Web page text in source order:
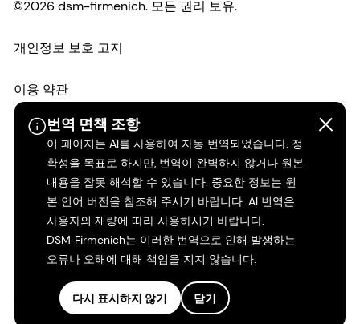
번역 면책 조항
이 페이지는 AI를 사용하여 자동 번역되었습니다. 정
확성을 목표로 하지만, 번역이 완벽하지 않거나 원본
내용을 잘못 해석할 수 있습니다. 중요한 정보는 원
본 언어 버전을 참조해 주시기 바랍니다. AI 번역은
사용자의 재량에 따라 사용하시기 바랍니다.
DSM‑Firmenich는 이러한 번역으로 인해 발생하는
오류나 오해에 대해 책임을 지지 않습니다.
다시 표시하지 않기 닫기
©2026 dsm-firmenich. 모든 권리 보유.
개인정보 보호 고지
이용 약관
약관
캘리포니아 투명성
접근성 성명서
법적 정보
사이트 맵